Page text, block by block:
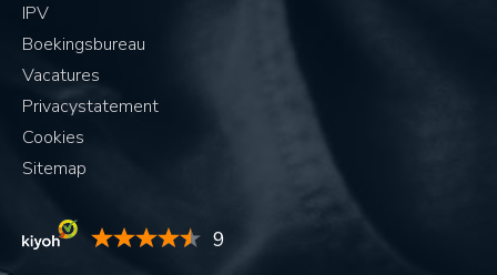
IPV
Boekingsbureau
Vacatures
Privacystatement
Cookies
Sitemap
9